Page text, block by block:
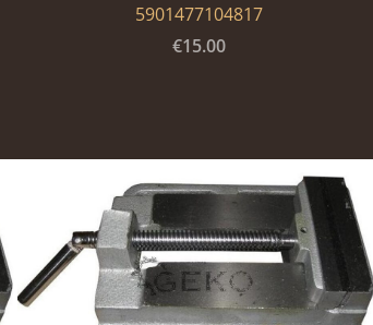
5901477104817
€15.00